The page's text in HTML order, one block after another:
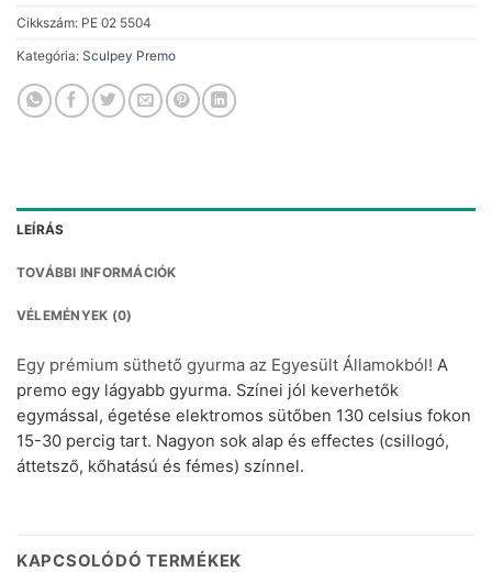
Cikkszám: PE 02 5504
Kategória: Sculpey Premo
LEÍRÁS
TOVÁBBI INFORMÁCIÓK
VÉLEMÉNYEK (0)
Egy prémium süthető gyurma az Egyesült Államokból! A
premo egy lágyabb gyurma. Színei jól keverhetők
egymással, égetése elektromos sütőben 130 celsius fokon
15-30 percig tart. Nagyon sok alap és effectes (csillogó,
áttetsző, kőhatású és fémes) színnel.
KAPCSOLÓDÓ TERMÉKEK